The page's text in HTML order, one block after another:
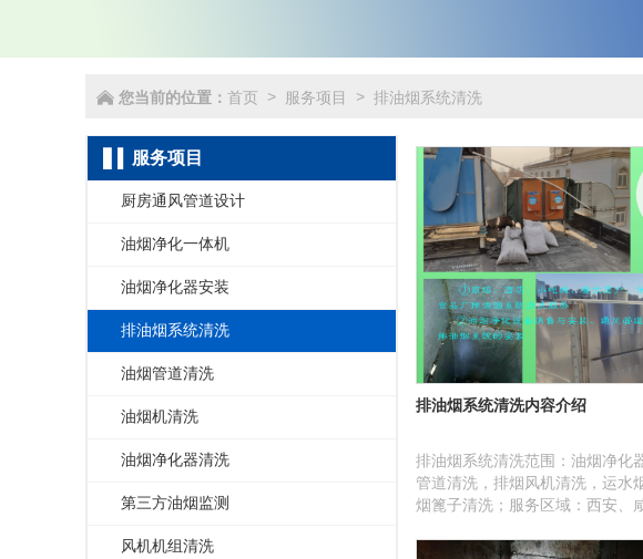
您当前的位置： 首页 > 服务项目 > 排油烟系统清洗
排油烟系统清洗内容介绍
排油烟系统清洗范围：油烟净化
管道清洗，排烟风机清洗，运水
烟篦子清洗；服务区域：西安、
县、乾县、长武、礼泉等地；服
服务项目
厨房通风管道设计
油烟净化一体机
油烟净化器安装
排油烟系统清洗
油烟管道清洗
油烟机清洗
油烟净化器清洗
第三方油烟监测
风机机组清洗